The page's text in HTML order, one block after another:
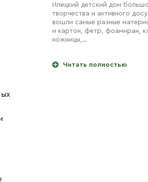
Илецкий детский дом
творчества и активного
вошли самые разные
и картон, фетр, фоамиран,
ножницы,…
Читать полностью